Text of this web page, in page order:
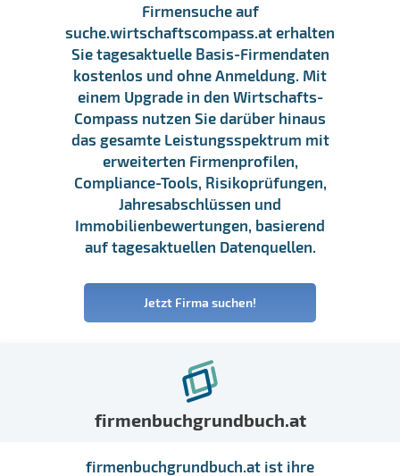
Firmensuche auf
suche.wirtschaftscompass.at erhalten
Sie tagesaktuelle Basis-Firmendaten
kostenlos und ohne Anmeldung. Mit
einem Upgrade in den Wirtschafts-
Compass nutzen Sie darüber hinaus
das gesamte Leistungsspektrum mit
erweiterten Firmenprofilen,
Compliance-Tools, Risikoprüfungen,
Jahresabschlüssen und
Immobilienbewertungen, basierend
auf tagesaktuellen Datenquellen.
Jetzt Firma suchen!
firmenbuchgrundbuch.at
firmenbuchgrundbuch.at ist ihre